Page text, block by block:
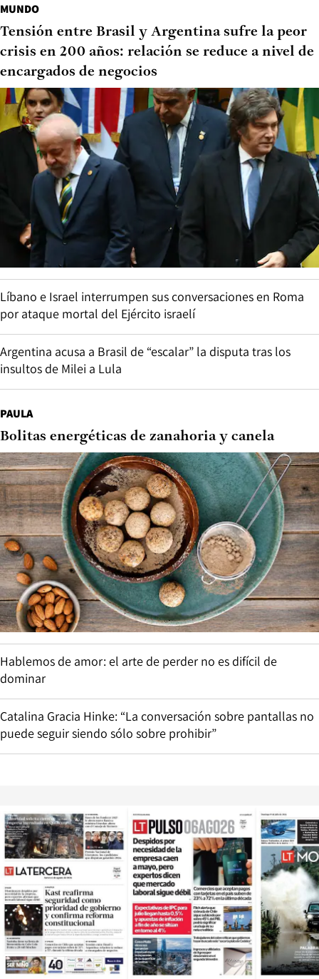
MUNDO
Tensión entre Brasil y Argentina sufre la peor
crisis en 200 años: relación se reduce a nivel de
encargados de negocios
Líbano e Israel interrumpen sus conversaciones en Roma
por ataque mortal del Ejército israelí
Argentina acusa a Brasil de “escalar” la disputa tras los
insultos de Milei a Lula
PAULA
Bolitas energéticas de zanahoria y canela
Hablemos de amor: el arte de perder no es difícil de
dominar
Catalina Gracia Hinke: “La conversación sobre pantallas no
puede seguir siendo sólo sobre prohibir”
Opens in new window Opens in